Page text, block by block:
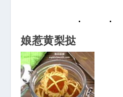
娘惹黄梨挞